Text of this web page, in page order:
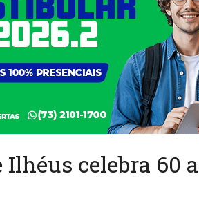
celebra 60